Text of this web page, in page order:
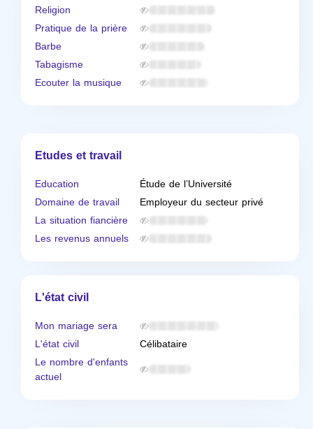
Religion
Pratique de la prière
Barbe
Tabagisme
Ecouter la musique
Etudes et travail
Education
Étude de l’Université
Domaine de travail
Employeur du secteur privé
La situation fiancière
Les revenus annuels
L'état civil
Mon mariage sera
L'état civil
Célibataire
Le nombre d'enfants
actuel